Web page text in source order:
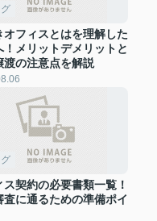
オフィスとはを理解した
！メリットデメリットと
渡の注意点を解説
ス契約の必要書類一覧！
査に通るための準備ポイ